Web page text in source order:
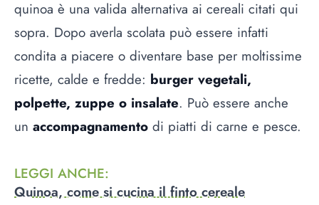
quinoa è una valida alternativa ai cereali citati qui
sopra. Dopo averla scolata può essere infatti
condita a piacere o diventare base per moltissime
ricette, calde e fredde: burger vegetali,
polpette, zuppe o insalate. Può essere anche
un accompagnamento di piatti di carne e pesce.
LEGGI ANCHE:
Quinoa, come si cucina il finto cereale